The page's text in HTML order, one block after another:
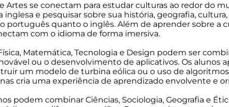
Artes se conectam para estudar culturas ao redor do
e pesquisar sobre sua história, geografia,
quanto o inglês. Além de aprender sobre a
com o idioma de forma imersiva.
Matemática, Tecnologia e Design podem ser
ou o desenvolvimento de aplicativos. Os alunos
um modelo de turbina eólica ou o uso de
cria uma experiência de aprendizado envolvente e
podem combinar Ciências, Sociologia, Geografia e